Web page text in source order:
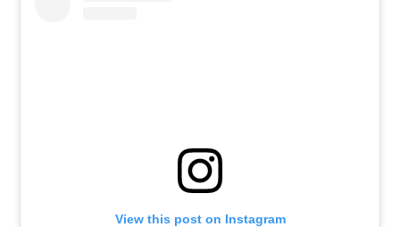
View this post on Instagram